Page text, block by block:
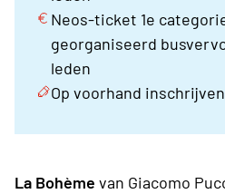
Neos-ticket 1e
georganiseerd
leden
Op voorhand
La Bohème van Giacomo